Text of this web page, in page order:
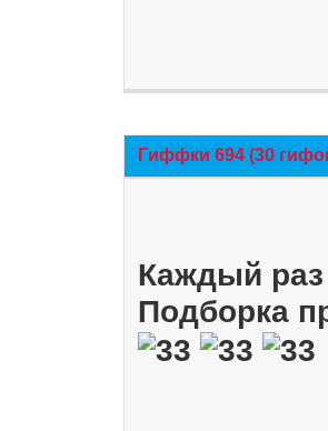
Гиффки 694 (30
Каждый
Подборка